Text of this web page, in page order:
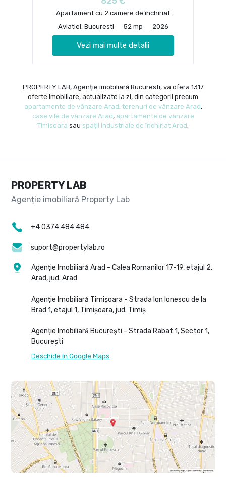
Apartament cu 2 camere de închiriat
Aviatiei, Bucuresti
52 mp 2026
Vezi mai multe detalii
PROPERTY LAB, Agenție imobiliară Bucuresti, va ofera 1317
oferte imobiliare, actualizate la zi, din categorii precum
apartamente de vânzare Arad, terenuri de vânzare Arad,
case vile de vânzare Arad, apartamente de vânzare
Timisoara sau spații industriale de închiriat Arad
PROPERTY LAB
+4 0374 484 484
suport@propertylab.ro
Agenție Imobiliară Arad - Calea Romanilor 17-19, etajul 2,
Arad, jud. Arad
Agenție Imobiliară Timișoara - Strada Ion Ionescu de la
Brad 1, etajul 1, Timișoara, jud. Timiș
Agenție Imobiliară București - Strada Rabat 1, Sector 1,
București
Deschide în Google Maps